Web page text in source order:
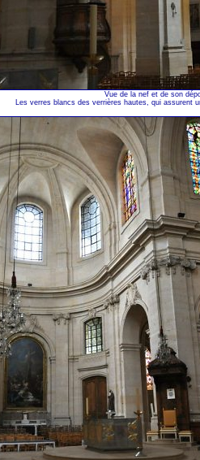
Vue de la nef et de son
Les verres blancs des verrières hautes, qui assurent